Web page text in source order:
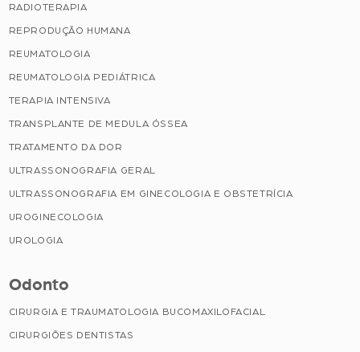
RADIOTERAPIA
REPRODUÇÃO HUMANA
REUMATOLOGIA
REUMATOLOGIA PEDIÁTRICA
TERAPIA INTENSIVA
TRANSPLANTE DE MEDULA ÓSSEA
TRATAMENTO DA DOR
ULTRASSONOGRAFIA GERAL
ULTRASSONOGRAFIA EM GINECOLOGIA E OBSTETRÍCIA
UROGINECOLOGIA
UROLOGIA
Odonto
CIRURGIA E TRAUMATOLOGIA BUCOMAXILOFACIAL
CIRURGIÕES DENTISTAS